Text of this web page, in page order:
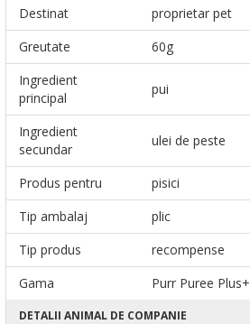
Destinat
proprietar pet
Greutate
60g
Ingredient
principal
pui
Ingredient
secundar
ulei de peste
Produs pentru
pisici
Tip ambalaj
plic
Tip produs
recompense
Gama
Purr Puree Plus+
DETALII ANIMAL DE COMPANIE